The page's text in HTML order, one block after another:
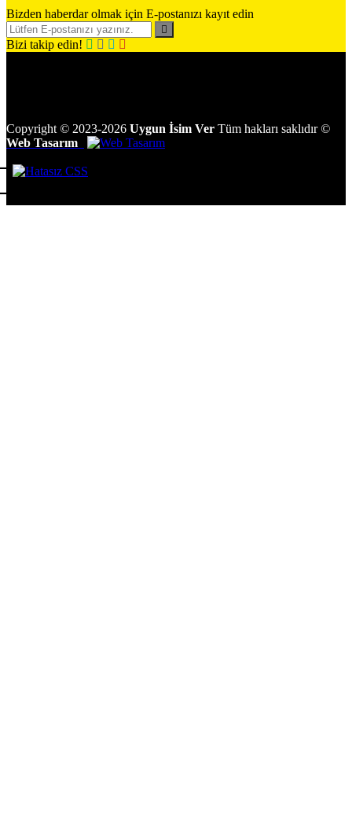
Bizden haberdar olmak için E-postanızı kayıt edin
Bizi takip edin!
Copyright © 2023-2026 Uygun İsim Ver Tüm hakları saklıdır ©
Web Tasarım